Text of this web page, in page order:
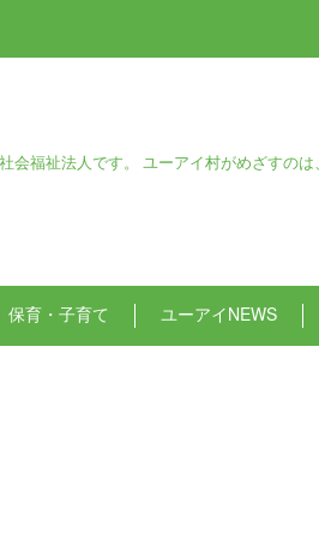
福祉法人です。 ユーアイ村がめざすの
保育・子育て ユーアイNEWS